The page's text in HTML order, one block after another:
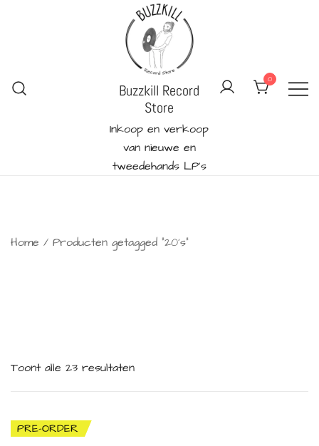
Buzzkill Record
Store
Inkoop en verkoop
van nieuwe en
tweedehands LP's
0
Home / Producten getagged “20's”
Toont alle 23 resultaten
PRE-ORDER